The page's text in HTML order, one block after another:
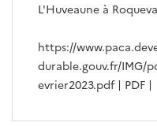
L'Huveaune à
https://
durable.gouv.fr/IMG/
evrier2023.pdf | PDF |